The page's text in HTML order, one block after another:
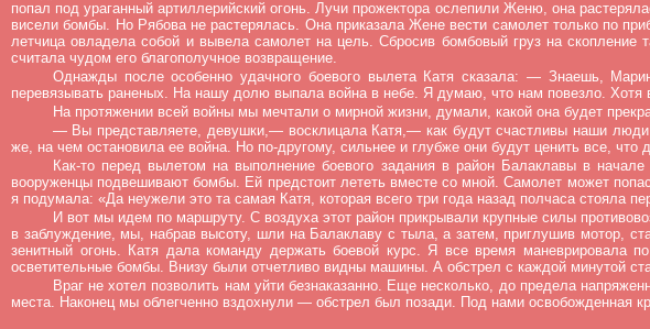
попал под ураганный артиллерийский огонь. Лучи прожектора ослепили Женю, она
висели бомбы. Но Рябова не растерялась. Она приказала Жене вести самолет только по
летчица овладела собой и вывела самолет на цель. Сбросив бомбовый груз на
считала чудом его благополучное возвращение.
Однажды после особенно удачного боевого вылета Катя сказала: — Знаешь,
перевязывать раненых. На нашу долю выпала война в небе. Я думаю, что нам повезло. Хотя
На протяжении всей войны мы мечтали о мирной жизни, думали, какой она будет
— Вы представляете, девушки,— восклицала Катя,— как будут счастливы наши
же, на чем остановила ее война. Но по-другому, сильнее и глубже они будут ценить все, что
Как-то перед вылетом на выполнение боевого задания в район Балаклавы в
вооруженцы подвешивают бомбы. Ей предстоит лететь вместе со мной. Самолет может
я подумала: «Да неужели это та самая Катя, которая всего три года назад полчаса стояла
И вот мы идем по маршруту. С воздуха этот район прикрывали крупные силы
в заблуждение, мы, набрав высоту, шли на Балаклаву с тыла, а затем, приглушив мотор,
зенитный огонь. Катя дала команду держать боевой курс. Я все время
осветительные бомбы. Внизу были отчетливо видны машины. А обстрел с каждой минутой
Враг не хотел позволить нам уйти безнаказанно. Еще несколько, до предела
места. Наконец мы облегченно вздохнули — обстрел был позади. Под нами освобожденная